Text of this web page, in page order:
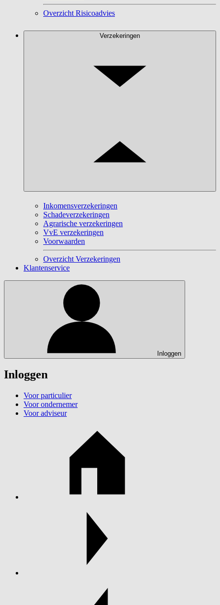
Overzicht Risicoadvies
Verzekeringen
Inkomensverzekeringen
Schadeverzekeringen
Agrarische verzekeringen
VvE verzekeringen
Voorwaarden
Overzicht Verzekeringen
Klantenservice
Inloggen
Inloggen
Voor particulier
Voor ondernemer
Voor adviseur